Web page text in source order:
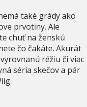
také grády ako
prvotiny. Ale
chuť na ženskú
čo čakáte. Akurát
réžiu či viac
séria skečov a pár